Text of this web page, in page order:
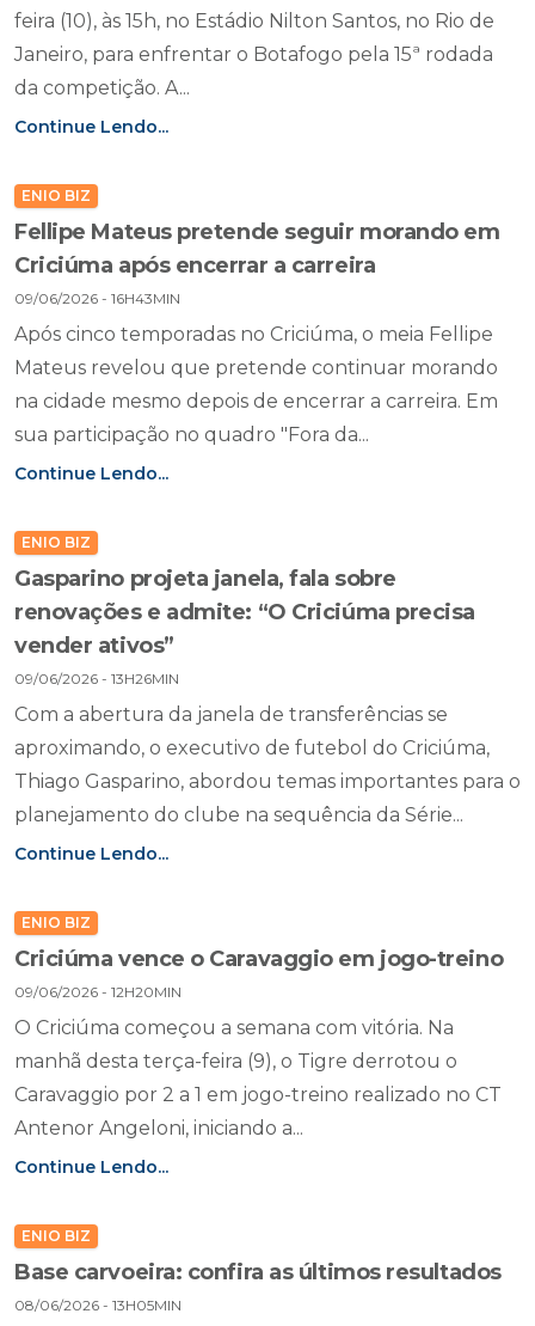
feira (10), às 15h, no Estádio Nilton Santos, no Rio de
Janeiro, para enfrentar o Botafogo pela 15ª rodada
da competição. A...
Continue Lendo...
ENIO BIZ
Fellipe Mateus pretende seguir morando em
Criciúma após encerrar a carreira
09/06/2026 - 16H43MIN
Após cinco temporadas no Criciúma, o meia Fellipe
Mateus revelou que pretende continuar morando
na cidade mesmo depois de encerrar a carreira. Em
sua participação no quadro "Fora da...
Continue Lendo...
ENIO BIZ
Gasparino projeta janela, fala sobre
renovações e admite: “O Criciúma precisa
vender ativos”
09/06/2026 - 13H26MIN
Com a abertura da janela de transferências se
aproximando, o executivo de futebol do Criciúma,
Thiago Gasparino, abordou temas importantes para o
planejamento do clube na sequência da Série...
Continue Lendo...
ENIO BIZ
Criciúma vence o Caravaggio em jogo-treino
09/06/2026 - 12H20MIN
O Criciúma começou a semana com vitória. Na
manhã desta terça-feira (9), o Tigre derrotou o
Caravaggio por 2 a 1 em jogo-treino realizado no CT
Antenor Angeloni, iniciando a...
Continue Lendo...
ENIO BIZ
Base carvoeira: confira as últimos resultados
08/06/2026 - 13H05MIN